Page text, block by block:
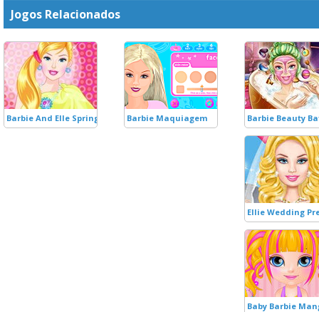
Jogos Relacionados
Barbie And Elle Spring Break Barbie Maquiagem Barbie Beauty
Ellie Wedding
Baby Barbie